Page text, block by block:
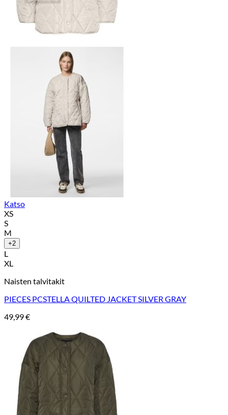
Ostoskori on tyhjä.
Takaisin kauppaan
Katso
XS
S
M
+2
L
XL
Naisten talvitakit
PIECES PCSTELLA QUILTED JACKET SILVER GRAY
49,99€